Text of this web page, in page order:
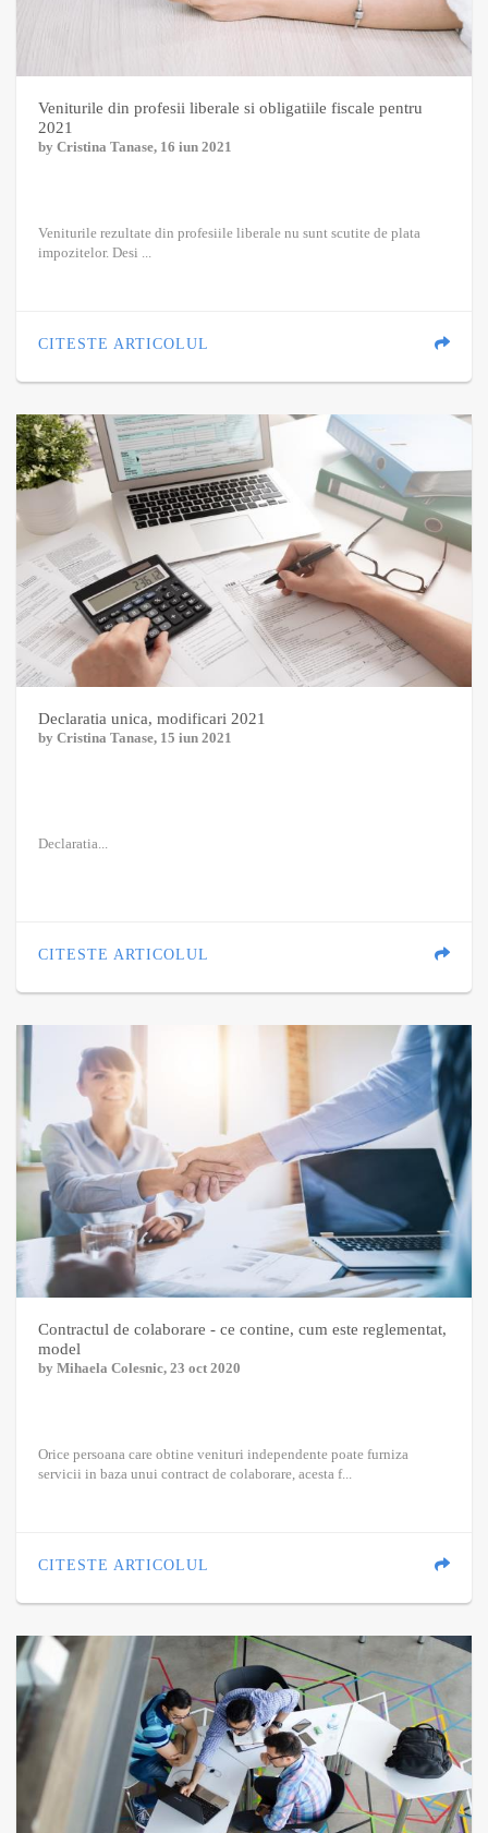
Veniturile din profesii liberale si obligatiile fiscale pentru
2021
by Cristina Tanase, 16 iun 2021
Veniturile rezultate din profesiile liberale nu sunt scutite de plata
impozitelor. Desi ...
CITESTE ARTICOLUL
Declaratia unica, modificari 2021
by Cristina Tanase, 15 iun 2021
Declaratia...
CITESTE ARTICOLUL
Contractul de colaborare - ce contine, cum este reglementat,
model
by Mihaela Colesnic, 23 oct 2020
Orice persoana care obtine venituri independente poate furniza
servicii in baza unui contract de colaborare, acesta f...
CITESTE ARTICOLUL